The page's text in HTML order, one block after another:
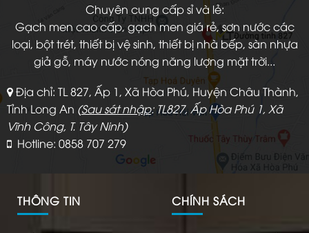
Chuyên cung cấp sỉ và lẻ:
Gạch men cao cấp, gạch men giá rẻ, sơn nước các
loại, bột trét, thiết bị vệ sinh, thiết bị nhà bếp, sàn nhựa
giả gỗ, máy nước nóng năng lượng mặt trời...
Địa chỉ: TL 827, Ấp 1, Xã Hòa Phú, Huyện Châu Thành,
Tỉnh Long An (Sau sát nhập: TL827, Ấp Hòa Phú 1, Xã
Vĩnh Công, T. Tây Ninh)
Hotline: 0858 707 279
THÔNG TIN CHÍNH SÁCH